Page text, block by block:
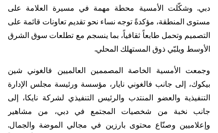
دبي. وشكّلت الأمسية محطة مهمة في مسيرة العلامة على
مستوى المنطقة، مؤكدةً توجه نساء نحو تقديم تعاونات قائمة على
التصميم وتحمل طابعاً ثقافياً، بما ينسجم مع تطلعات سوق الشرق
الأوسط ويلبّي ذوق المستهلك المحلي.
وجمعت الأمسية الخاصة المصممين العالميين فالغوني شين
بيكوك، إلى جانب فالغوني نايار ، مؤسسة ورئيسة مجلس الإدارة
التنفيذية والعضو المنتدب والرئيس التنفيذي لشركة نايكا، إلى
جانب نخبة من شخصيات المجتمع في دبي، من مشاهير
وإعلاميين وصنّاع محتوى بارزين في مجالي الموضة والجمال.